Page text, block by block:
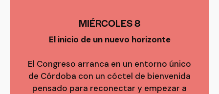
MIÉRCOLES 8
El inicio de un nuevo horizonte
El Congreso arranca en un entorno único
de Córdoba con un cóctel de bienvenida
pensado para reconectar y empezar a